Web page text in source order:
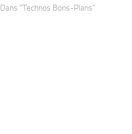
Dans "Technos Bons-Plans"